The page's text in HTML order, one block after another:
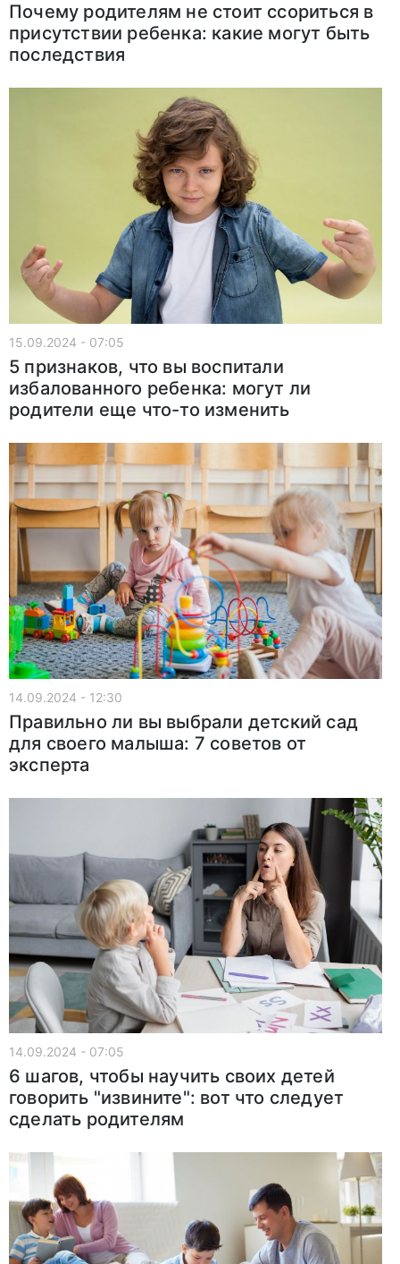
Почему родителям не стоит ссориться в
присутствии ребенка: какие могут быть
последствия
15.09.2024 - 07:05
5 признаков, что вы воспитали
избалованного ребенка: могут ли
родители еще что-то изменить
14.09.2024 - 12:30
Правильно ли вы выбрали детский сад
для своего малыша: 7 советов от
эксперта
14.09.2024 - 07:05
6 шагов, чтобы научить своих детей
говорить "извините": вот что следует
сделать родителям